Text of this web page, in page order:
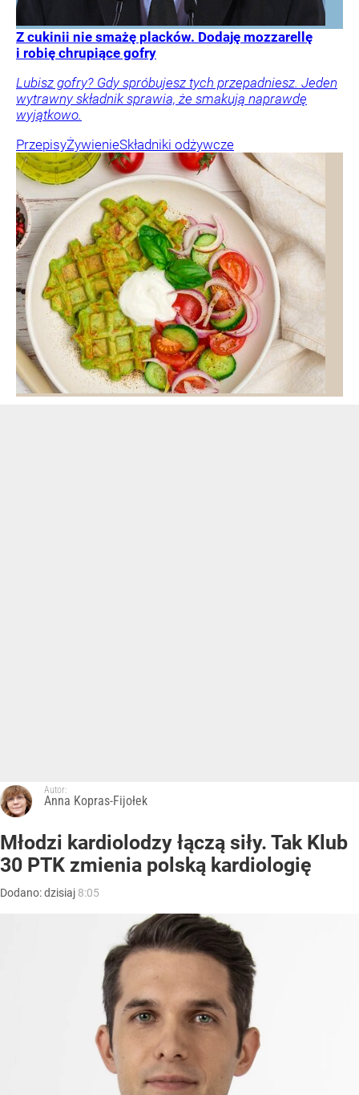
Z cukinii nie smażę placków. Dodaję mozzarellę
i robię chrupiące gofry
Lubisz gofry? Gdy spróbujesz tych przepadniesz. Jeden
wytrawny składnik sprawia, że smakują naprawdę
wyjątkowo.
PrzepisyŻywienieSkładniki odżywcze
Autor:
Anna Kopras-Fijołek
Młodzi kardiolodzy łączą siły. Tak Klub
30 PTK zmienia polską kardiologię
Dodano:dzisiaj 8:05